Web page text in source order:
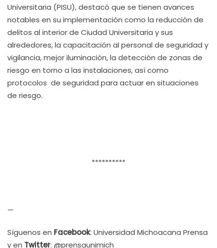
Universitaria (PISU), destacó que se tienen avances
notables en su implementación como la reducción de
delitos al interior de Ciudad Universitaria y sus
alrededores, la capacitación al personal de seguridad y
vigilancia, mejor iluminación, la detección de zonas de
riesgo en torno a las instalaciones, así como
protocolos de seguridad para actuar en situaciones
de riesgo.
**********
—
Síguenos en Facebook: Universidad Michoacana Prensa
y en Twitter: @prensaunimich